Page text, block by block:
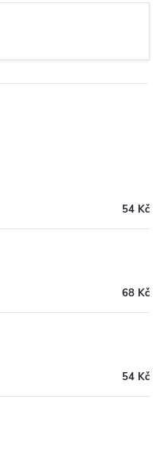
54 Kč
68 Kč
54 Kč